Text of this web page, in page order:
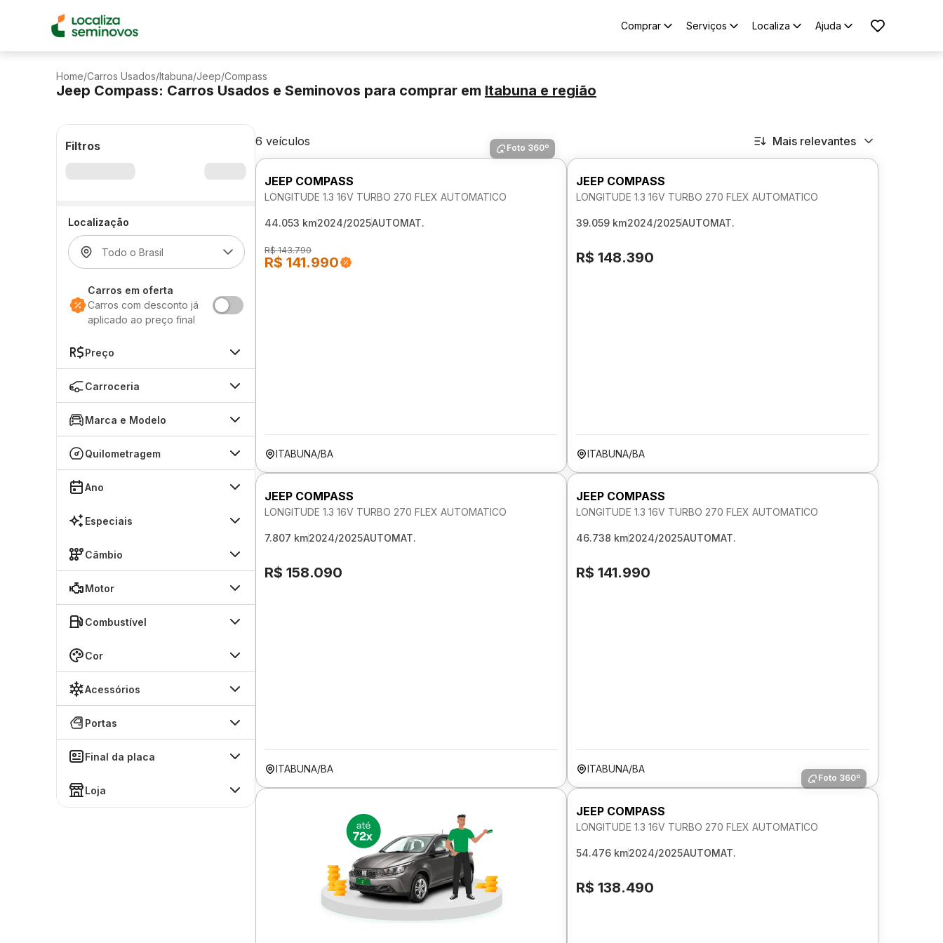
Comprar Serviços Localiza Ajuda
Home/Carros Usados/Itabuna/Jeep/Compass
Jeep Compass: Carros Usados e Seminovos para comprar em Itabuna e região
Filtros
Localização
Carros em oferta
Carros com desconto já
aplicado ao preço final
Preço
Carroceria
Marca e Modelo
Quilometragem
Ano
Especiais
Câmbio
Motor
Combustível
Cor
Acessórios
Portas
Final da placa
Loja
6 veículos Mais relevantes
Foto 360º
JEEP COMPASS
LONGITUDE 1.3 16V TURBO 270 FLEX AUTOMATICO
44.053 km2024/2025AUTOMAT.
R$ 143.790
R$ 141.990
ITABUNA/BA
JEEP COMPASS
LONGITUDE 1.3 16V TURBO 270 FLEX AUTOMATICO
39.059 km2024/2025AUTOMAT.
R$ 148.390
ITABUNA/BA
JEEP COMPASS
LONGITUDE 1.3 16V TURBO 270 FLEX AUTOMATICO
7.807 km2024/2025AUTOMAT.
R$ 158.090
ITABUNA/BA
JEEP COMPASS
LONGITUDE 1.3 16V TURBO 270 FLEX AUTOMATICO
46.738 km2024/2025AUTOMAT.
R$ 141.990
ITABUNA/BA
Foto 360º
JEEP COMPASS
LONGITUDE 1.3 16V TURBO 270 FLEX AUTOMATICO
54.476 km2024/2025AUTOMAT.
R$ 138.490